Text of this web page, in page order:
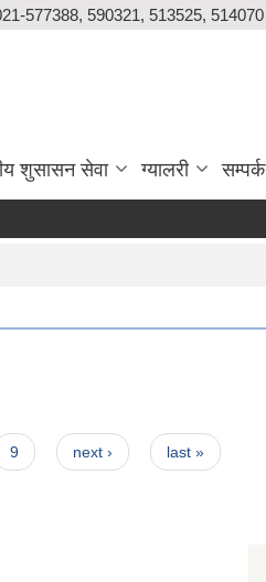
577388, 590321, 513525, 514070
शुसासन सेवा ग्यालरी सम्पर्क
9 next › last »